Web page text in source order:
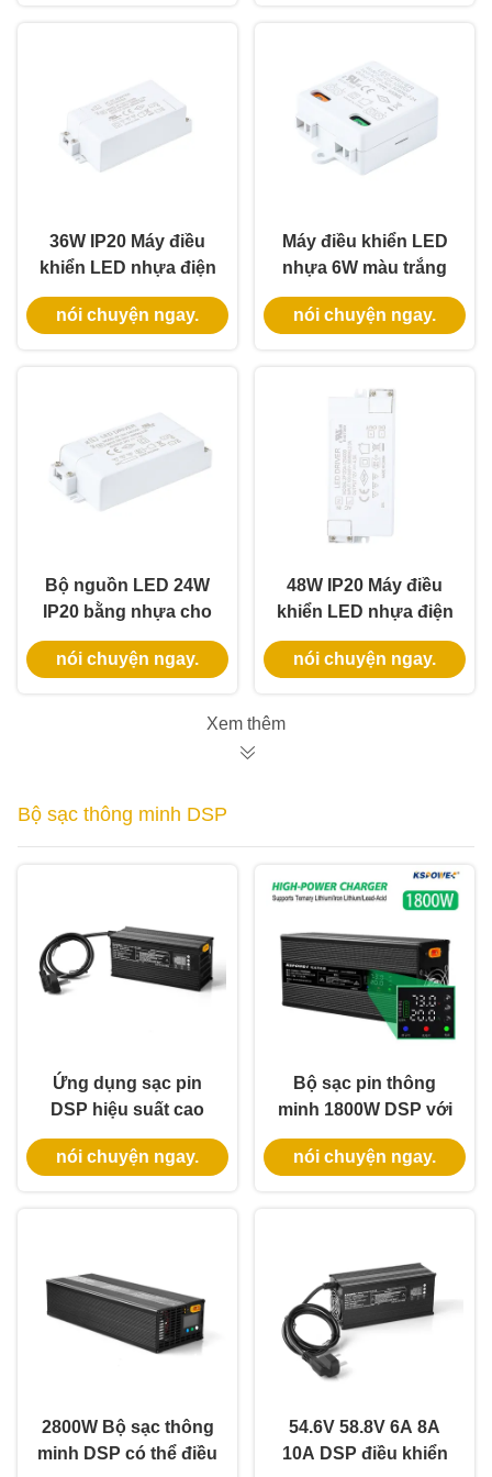
36W IP20 Máy điều
khiển LED nhựa điện
áp liên tục cho các
ứng dụng chiếu sáng
nói chuyện ngay.
Máy điều khiển LED
nhựa 6W màu trắng
IP20 với điện áp liên
tục cho ánh sáng
nói chuyện ngay.
Bộ nguồn LED 24W
IP20 bằng nhựa cho
chiếu sáng trong nhà
với Điện áp không đổi
nói chuyện ngay.
48W IP20 Máy điều
khiển LED nhựa điện
áp liên tục
nói chuyện ngay.
Xem thêm
Bộ sạc thông minh DSP
Ứng dụng sạc pin
DSP hiệu suất cao
600W 54.6V10A
Lithium Iron Định
nói chuyện ngay.
Bộ sạc pin thông
minh 1800W DSP với
điện áp và dòng điện
điều chỉnh kép cho
nói chuyện ngay.
2800W Bộ sạc thông
minh DSP có thể điều
54.6V 58.8V 6A 8A
10A DSP điều khiển